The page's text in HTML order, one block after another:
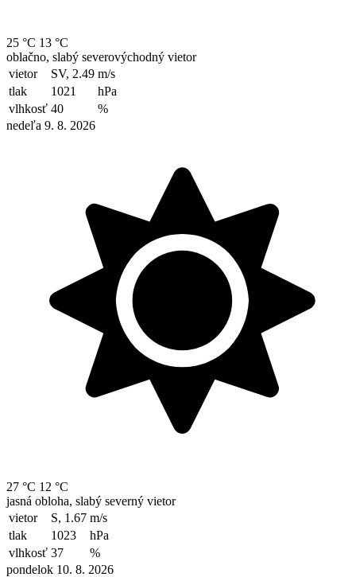
25 °C 13 °C
oblačno, slabý severovýchodný vietor
vietor
SV, 2.49 m/s
tlak
1021
hPa
vlhkosť 40
%
nedeľa 9. 8. 2026
27 °C 12 °C
jasná obloha, slabý severný vietor
vietor
S, 1.67 m/s
tlak
1023
hPa
vlhkosť 37
%
pondelok 10. 8. 2026